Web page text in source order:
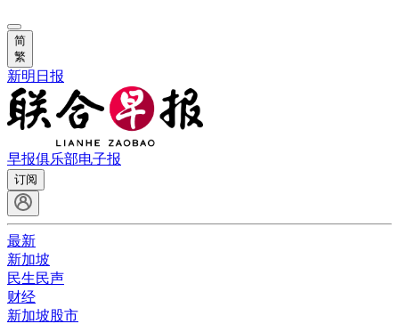
简
繁
新明日报
早报俱乐部电子报
订阅
最新
新加坡
民生民声
财经
新加坡股市